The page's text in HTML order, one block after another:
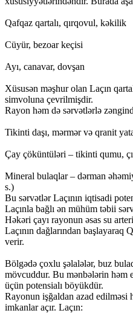
Qafqaz qartalı, qırqovul, kəkilik
Cüyür, bezoar keçisi
Ayı, canavar, dovşan
Xüsusən məşhur olan Laçın
simvoluna çevrilmişdir.
Rayon həm də sərvətlərlə
Tikinti daşı, mərmər və qranit
Çay çöküntüləri – tikinti qumu,
Mineral bulaqlar – dərman
s.)
Bu sərvətlər Laçının iqtisadi
Laçınla bağlı ən mühüm təbii
Həkəri çayı rayonun əsas su
Laçının dağlarından başlayaraq
verir.
Bölgədə çoxlu şəlalələr, buz
mövcuddur. Bu mənbələrin həm
üçün potensialı böyükdür.
Rayonun işğaldan azad edilməsi
imkanlar açır. Laçın: